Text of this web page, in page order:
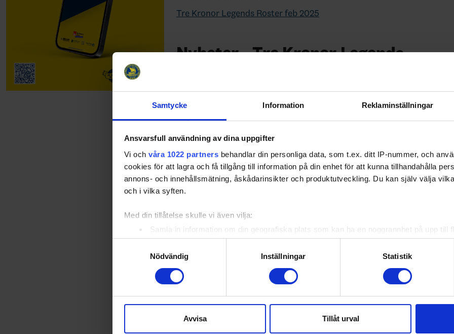
Samtycke Information Reklaminställningar
Ansvarsfull användning av dina uppgifter
Vi och våra 1022 partners behandlar din personliga data, som t.ex. ditt IP-nummer, och
cookies för att lagra och få tillgång till information på din enhet för att kunna tillhandahålla
annons- och innehållsmätning, åskådarinsikter och produktutveckling. Du kan själv välja
och i vilka syften.
Med din tillåtelse skulle vi även vilja:
Samla in information om din geografiska plats som kan ha en noggrannhet på upp till
Identifiera din enhet genom att aktivt skanna den för specifika kännetecken
Ta reda på mer om hur dina personliga uppgifter behandlas och ställ in dina preferenser i
eller dra tillbaka ditt samtycke när som helst från cookie-förklaringen.
sociala medier och analysera vår trafik. Vi vidarebefordrar även sådana identifierare och
till de sociala medier och annons- och analysföretag som vi samarbetar med. Dessa kan i
Nödvändig
Inställningar Statistik
Avvisa Tillåt urval
Tre Kronor Legends Roster feb 2025
Nyheter - Tre Kronor Legends
Tre Kronor Legends lag i januari 2024
Game for Börje 🏒
25-01-16
Tre Kronor Legends spelade mot Toronto Maple Leafs Veteraner i
februari 2023 Läs mer om matchen och om hur du kan vara med i